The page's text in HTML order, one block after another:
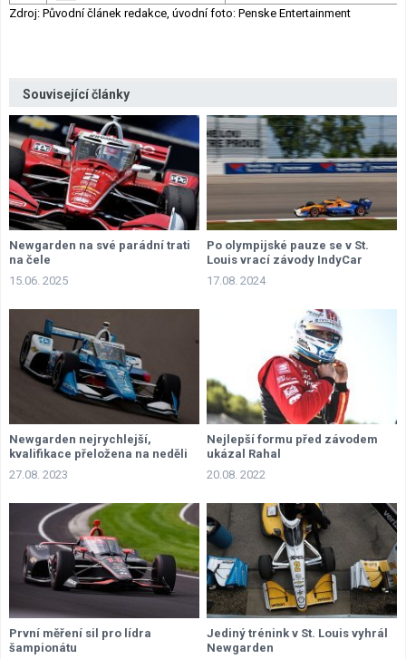
Zdroj: Původní článek redakce, úvodní foto: Penske Entertainment
Související články
Newgarden na své parádní trati
na čele
15.06. 2025
Po olympijské pauze se v St.
Louis vrací závody IndyCar
17.08. 2024
Newgarden nejrychlejší,
kvalifikace přeložena na neděli
27.08. 2023
Nejlepší formu před závodem
ukázal Rahal
20.08. 2022
První měření sil pro lídra
šampionátu
Jediný trénink v St. Louis vyhrál
Newgarden